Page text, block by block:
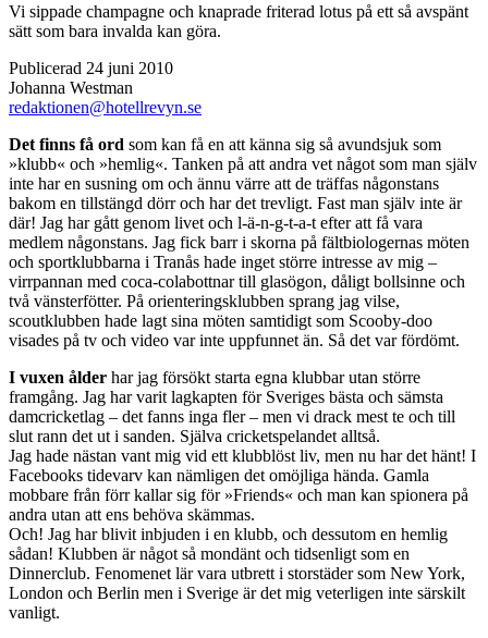
Vi sippade champagne och knaprade friterad lotus på ett så avspänt
sätt som bara invalda kan göra.
Publicerad 24 juni 2010
Johanna Westman
redaktionen@hotellrevyn.se
Det finns få ord som kan få en att känna sig så avundsjuk som
»klubb« och »hemlig«. Tanken på att andra vet något som man själv
inte har en susning om och ännu värre att de träffas någonstans
bakom en tillstängd dörr och har det trevligt. Fast man själv inte är
där! Jag har gått ­genom livet och l-ä-n-g-t-a-t efter att få vara
medlem någonstans. Jag fick barr i skorna på fältbiologernas möten
och sportklubbarna i Tranås hade ­inget större intresse av mig –
virrpannan med coca-colabottnar till glasögon, dåligt bollsinne och
två vänsterfötter. På orienteringsklubben sprang jag vilse,
scoutklubben hade lagt sina möten samtidigt som Scooby-doo
visades på tv och video var inte uppfunnet än. Så det var fördömt.
I vuxen ålder har jag försökt starta egna klubbar utan större
framgång. Jag har varit lagkapten för Sveriges bästa och sämsta
damcricketlag – det fanns inga fler – men vi drack mest te och till
slut rann det ut i sanden. Själva cricketspelandet alltså.
Jag hade nästan vant mig vid ett klubblöst liv, men nu har det hänt! I
Facebooks tidevarv kan nämligen det omöjliga hända. Gamla
mobbare från förr kallar sig för »Friends« och man kan spionera på
andra utan att ens behöva skämmas.
Och! Jag har blivit inbjuden i en klubb, och dessutom en hemlig
sådan! Klubben är något så mondänt och tidsenligt som en
Dinnerclub. Fenomenet lär vara ­utbrett i storstäder som New York,
London och Berlin men i Sverige är det mig veterligen inte särskilt
vanligt.